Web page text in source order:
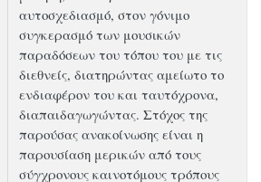
αυτοσχεδιασμό, στον γόνιμο
συγκερασμό των μουσικών
παραδόσεων του τόπου του με τις
διεθνείς, διατηρώντας αμείωτο το
ενδιαφέρον του και ταυτόχρονα,
διαπαιδαγωγώντας. Στόχος της
παρούσας ανακοίνωσης είναι η
παρουσίαση μερικών από τους
σύγχρονους καινοτόμους τρόπους